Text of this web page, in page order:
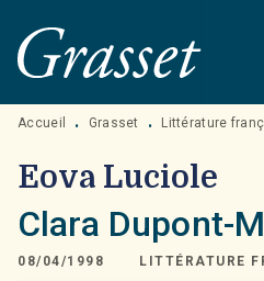
MENU RECHERCHE
PIED DE PAGE
Accueil • Grasset • Littérature
Eova Luciole
Clara Dupont-
08/04/1998 LITTÉRATURE